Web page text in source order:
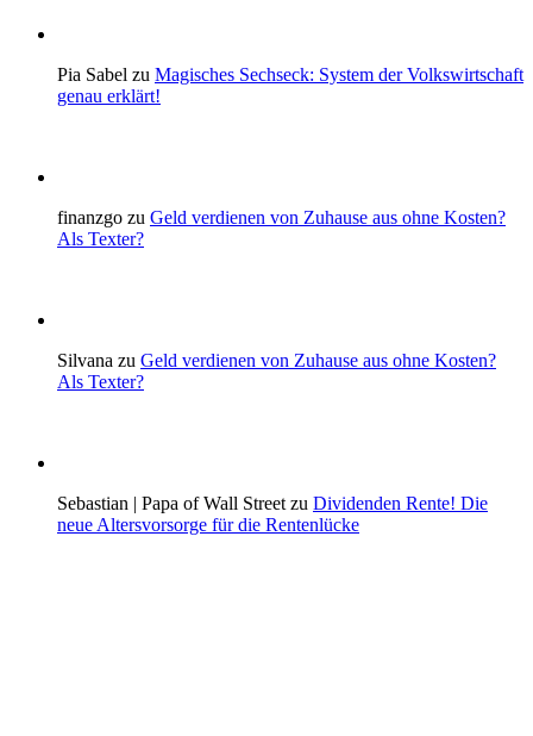
Pia Sabel zu Magisches Sechseck: System der Volkswirtschaft
genau erklärt!
finanzgo zu Geld verdienen von Zuhause aus ohne Kosten?
Als Texter?
Silvana zu Geld verdienen von Zuhause aus ohne Kosten?
Als Texter?
Sebastian | Papa of Wall Street zu Dividenden Rente! Die
neue Altersvorsorge für die Rentenlücke